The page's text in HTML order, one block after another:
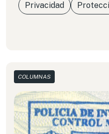
Privacidad
COLUMNAS